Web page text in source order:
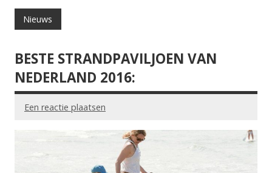
Nieuws
BESTE STRANDPAVILJOEN VAN
NEDERLAND 2016:
Een reactie plaatsen